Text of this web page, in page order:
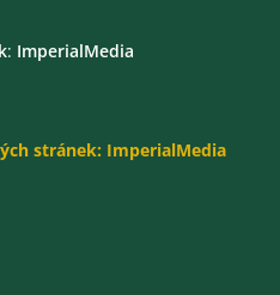
: ImperialMedia
stránek: ImperialMedia